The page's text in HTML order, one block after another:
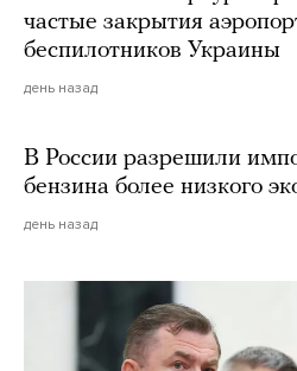
частые закрытия
беспилотников Украины
день назад
В России разрешили
бензина более низкого
день назад